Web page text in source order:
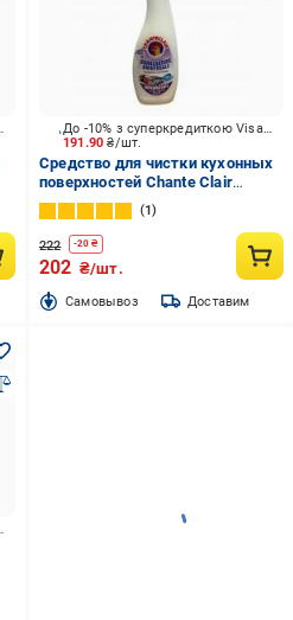
191.90₴/шт.
До -10% з суперкредиткою Visa Вигода
Средство для чистки кухонных
поверхностей Chante Clair
Sgrassatore Лаванда 0,6 л
1
222 -20 ₴
202 ₴/шт.
Cамовывоз Доставим